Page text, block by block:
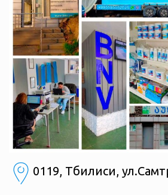
0119, Тбилиси,